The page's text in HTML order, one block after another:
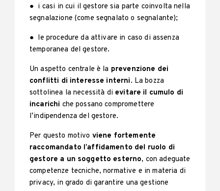
● i casi in cui il gestore sia parte coinvolta nella
segnalazione (come segnalato o segnalante);
● le procedure da attivare in caso di assenza
temporanea del gestore.
Un aspetto centrale è la prevenzione dei
conflitti di interesse interni. La bozza
sottolinea la necessità di evitare il cumulo di
incarichi che possano compromettere
l’indipendenza del gestore.
Per questo motivo viene fortemente
raccomandato l’affidamento del ruolo di
gestore a un soggetto esterno, con adeguate
competenze tecniche, normative e in materia di
privacy, in grado di garantire una gestione